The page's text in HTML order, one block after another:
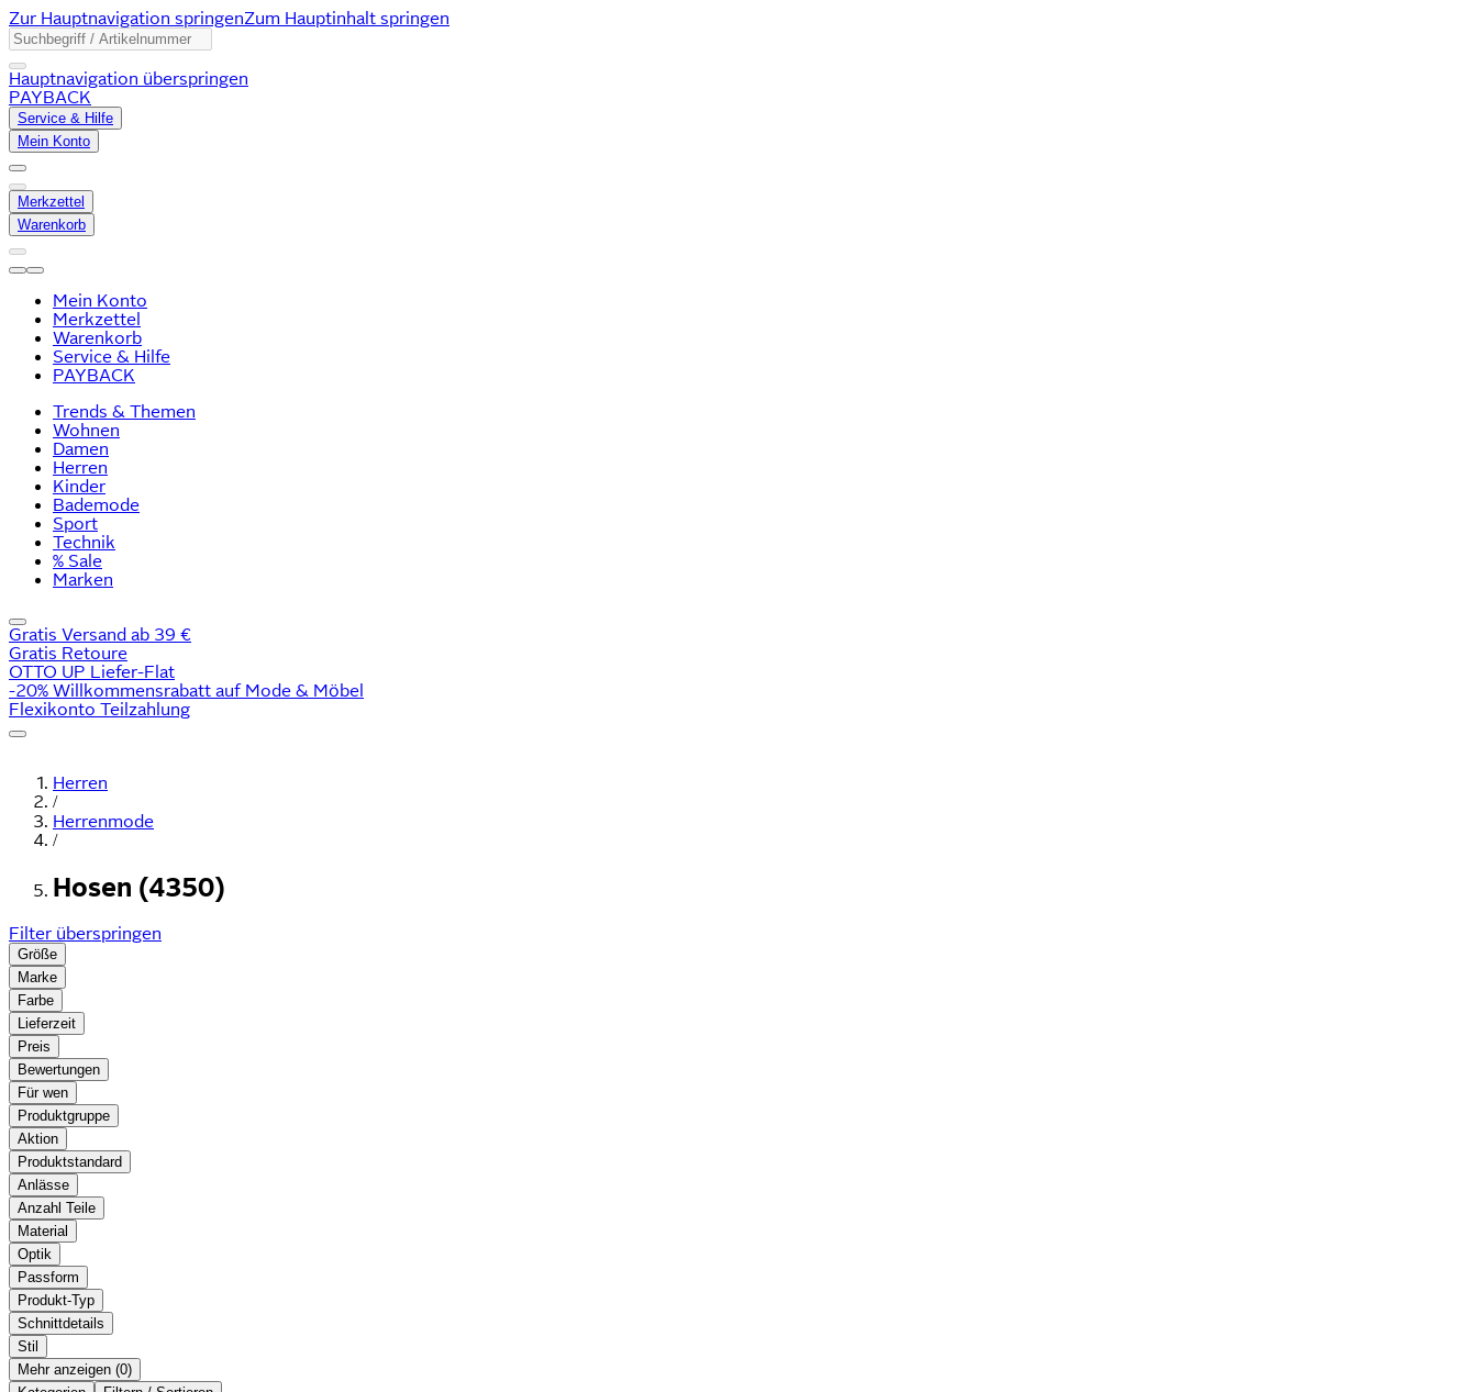
Zur Hauptnavigation springenZum Hauptinhalt springen
Hauptnavigation überspringen
PAYBACK
Service & Hilfe
Mein Konto
Merkzettel
Warenkorb
Mein Konto
Merkzettel
Warenkorb
Service & Hilfe
PAYBACK
Trends & Themen
Wohnen
Damen
Herren
Kinder
Bademode
Sport
Technik
% Sale
Marken
Gratis Versand ab 39 €
Gratis Retoure
OTTO UP Liefer-Flat
-20% Willkommensrabatt auf Mode & Möbel
Flexikonto Teilzahlung
Herren
/
Herrenmode
/
Hosen (4350)
Filter überspringen
Größe
Marke
Farbe
Lieferzeit
Preis
Bewertungen
Für wen
Produktgruppe
Aktion
Produktstandard
Anlässe
Anzahl Teile
Material
Optik
Passform
Produkt-Typ
Schnittdetails
Stil
Mehr anzeigen ( )